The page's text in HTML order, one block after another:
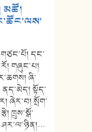
མཚོ།
དང་
གཞུང་པ།
ཞི་
ནད་མེད། སྟོད་
ཞེར་བ། སྲོག་
ཁྲུས་སྒོ་
ཤར་ལ་ཉིན།…